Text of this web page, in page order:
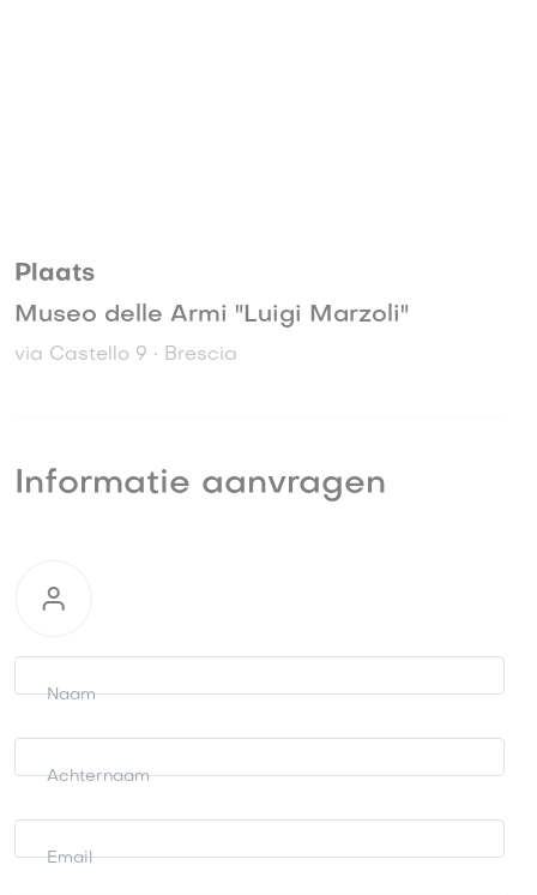
Plaats
Museo delle Armi "Luigi Marzoli"
via Castello 9 • Brescia
Informatie aanvragen
Informatie
aanvragen
Naam
Achternaam
Email